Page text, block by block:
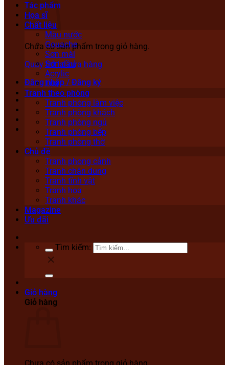
Chưa có sản phẩm trong giỏ hàng.
Quay trở lại cửa hàng
Đăng nhập / Đăng ký
Tác phẩm
Họa sĩ
Chất liệu
Màu nước
Gouache
Sơn mài
Sơn dầu
Acrylic
Lụa
Tranh theo phòng
Tranh phòng làm việc
Tranh phòng khách
Tranh phòng ngủ
Tranh phòng bếp
Tranh phòng thờ
Chủ đề
Tranh phong cảnh
Tranh chân dung
Tranh tĩnh vật
Tranh hoa
Tranh khác
Magazine
Ưu đãi
Tìm kiếm:
Giỏ hàng
Giỏ hàng